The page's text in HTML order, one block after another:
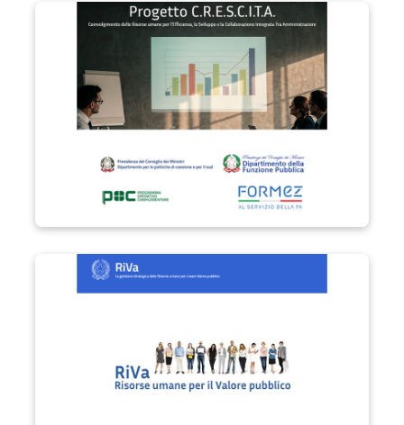
Progetto C.R.E.S.C.I.T.A.
Progetto RIVa